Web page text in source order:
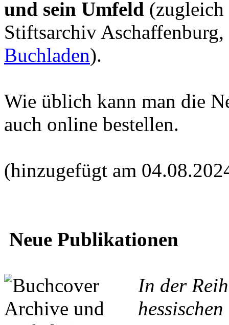
und sein Umfeld
Stiftsarchiv
Buchladen).
Wie üblich kann man die
auch online bestellen.
(hinzugefügt am
Neue Publikationen
In der